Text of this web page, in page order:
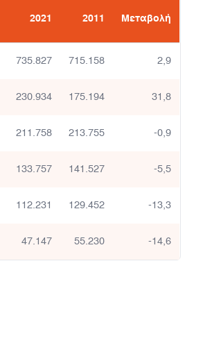
2021 2011 Μεταβολή
735.827 715.158 2,9
230.934 175.194 31,8
211.758 213.755 -0,9
133.757 141.527 -5,5
112.231 129.452 -13,3
47.147 55.230 -14,6